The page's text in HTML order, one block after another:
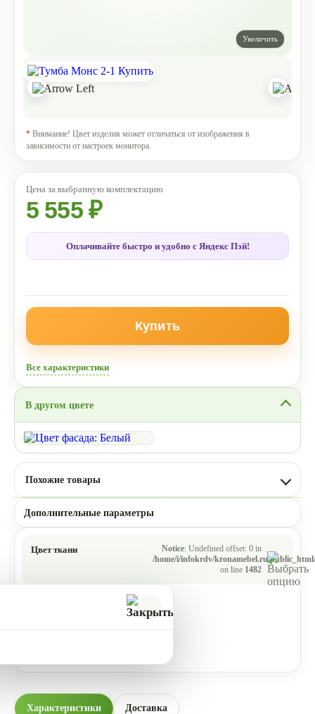
* Внимание! Цвет изделия может отличаться от изображения в
зависимости от настроек монитора.
5 555 ₽
Оплачивайте быстро и удобно с Яндекс Пэй!
Купить
Все характеристики
В другом цвете
Похожие товары
Дополнительные параметры
Цвет ткани Notice: Undefined offset: 0 in
/home/i/infokrdv/kronamebel.ru/
on line 1482
Характеристики Доставка